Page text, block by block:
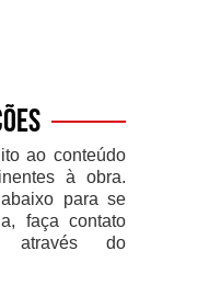
ao conteúdo
à obra.
para se
faça contato
do